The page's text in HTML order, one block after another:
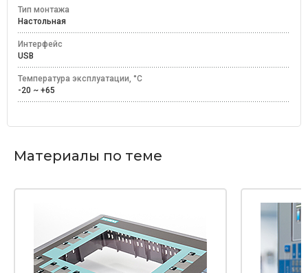
Тип монтажа
Настольная
Интерфейс
USB
Температура эксплуатации, °C
-20 ~ +65
Материалы по теме